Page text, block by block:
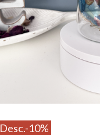
Desc.-10%